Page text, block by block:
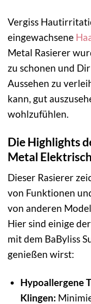
Vergiss
eingewachsene
Metal Rasierer
zu schonen und
Aussehen zu
kann, gut
wohlzufühlen.
Die Highlights
Metal
Dieser Rasierer
von Funktionen
von anderen
Hier sind einige
mit dem BaByliss
genießen wirst:
Hypoallergene
Klingen: